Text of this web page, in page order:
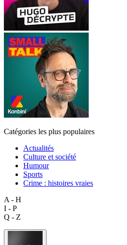
Catégories les plus populaires
Actualités
Culture et société
Humour
Sports
Crime : histoires vraies
A - H
I - P
Q - Z